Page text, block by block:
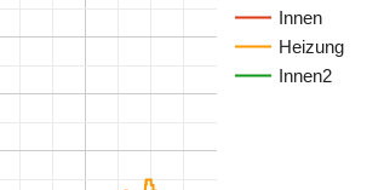
Innen
Heizung
Innen2